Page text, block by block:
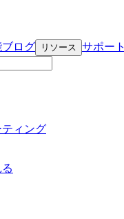
ブログ リソース サポート
ティング